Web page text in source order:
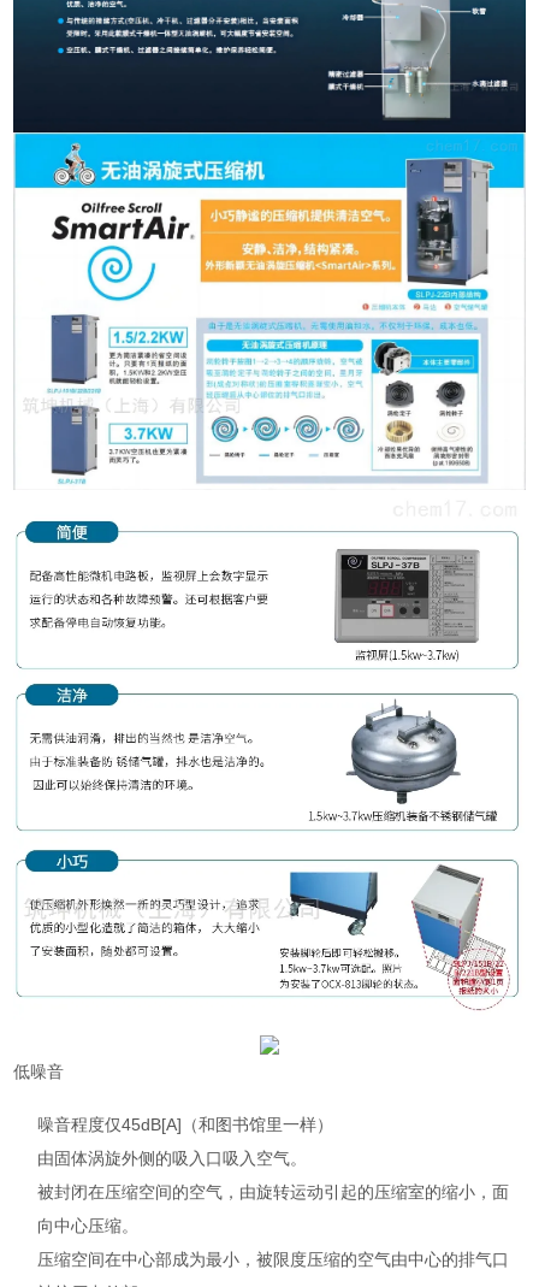
低噪音
噪音程度仅45dB[A]（和图书馆里一样）
由固体涡旋外侧的吸入口吸入空气。
被封闭在压缩空间的空气，由旋转运动引起的压缩室的缩小，面
向中心压缩。
压缩空间在中心部成为最小，被限度压缩的空气由中心的排气口